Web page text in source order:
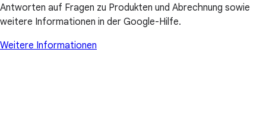
Antworten auf Fragen zu Produkten und Abrechnung sowie
weitere Informationen in der Google-Hilfe.
Weitere Informationen